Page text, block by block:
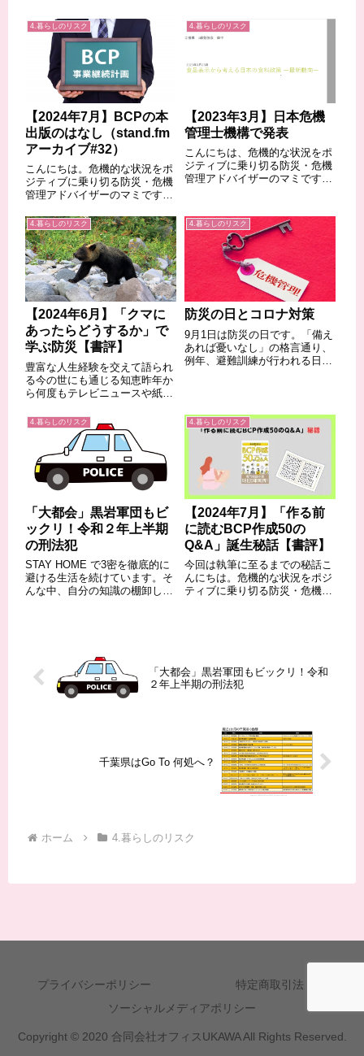
4.暮らしのリスク
【2024年7月】BCPの本
出版のはなし（stand.fm
アーカイブ#32）
こんにちは。危機的な状況をポ
ジティブに乗り切る防災・危機
管理アドバイザーのマミです。
すが、そのお知らせ告知をブロ
グにアップロードの際、間違え
て前回のブログを上書きする失
敗をしました。アーカイブを出
して何と...
4.暮らしのリスク
【2023年3月】日本危機
管理士機構で発表
こんにちは、危機的な状況をポ
ジティブに乗り切る防災・危機
管理アドバイザーのマミです。
ら考える日本の食料政策 ー最新
動向ー」について発表しまし
た。危機管理士1級取得者向け
の勉強会の...
4.暮らしのリスク
【2024年6月】「クマに
あったらどうするか」で
学ぶ防災【書評】
豊富な人生経験を交えて語られ
る今の世にも通じる知恵昨年か
ら何度もテレビニュースや紙面
に出没」「けが人が出た」ニュ
ース。私も自著「もしもに備え
る 災害・くらしのリスクガイ
ド」で紹介させていただいたと
ころである。自然...
4.暮らしのリスク
防災の日とコロナ対策
9月1日は防災の日です。「備え
あれば憂いなし」の格言通り、
例年、避難訓練が行われる日で
多いと思います。「令和2年7月
豪雨」の避難所運営の経験談が
あちこちで紹...
4.暮らしのリスク
「大都会」黒岩軍団もビ
ックリ！令和２年上半期
の刑法犯
STAY HOME で3密を徹底的に
避ける生活を続けています。そ
んな中、自分の知識の棚卸しで
ました！◆丸の内時代の都庁が
登場その...
4.暮らしのリスク
【2024年7月】「作る前
に読むBCP作成50の
Q&A」誕生秘話【書評】
今回は執筆に至るまでの秘話こ
んにちは。危機的な状況をポジ
ティブに乗り切る防災・危機管
をまとめ...
「大都会」黒岩軍団もビックリ！令和
２年上半期の刑法犯
千葉県はGo To 何処へ？
ホーム 4.暮らしのリスク
プライバシーポリシー
特定商取引法
ソーシャルメディアポリシー
Copyright © 2020 合同会社オフィスUKAWA All Rights Reserved.